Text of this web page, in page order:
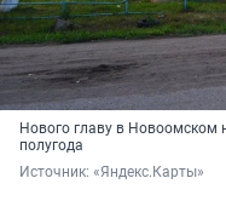
Нового главу в Новоомском
полугода
Источник: «Яндекс.Карты»